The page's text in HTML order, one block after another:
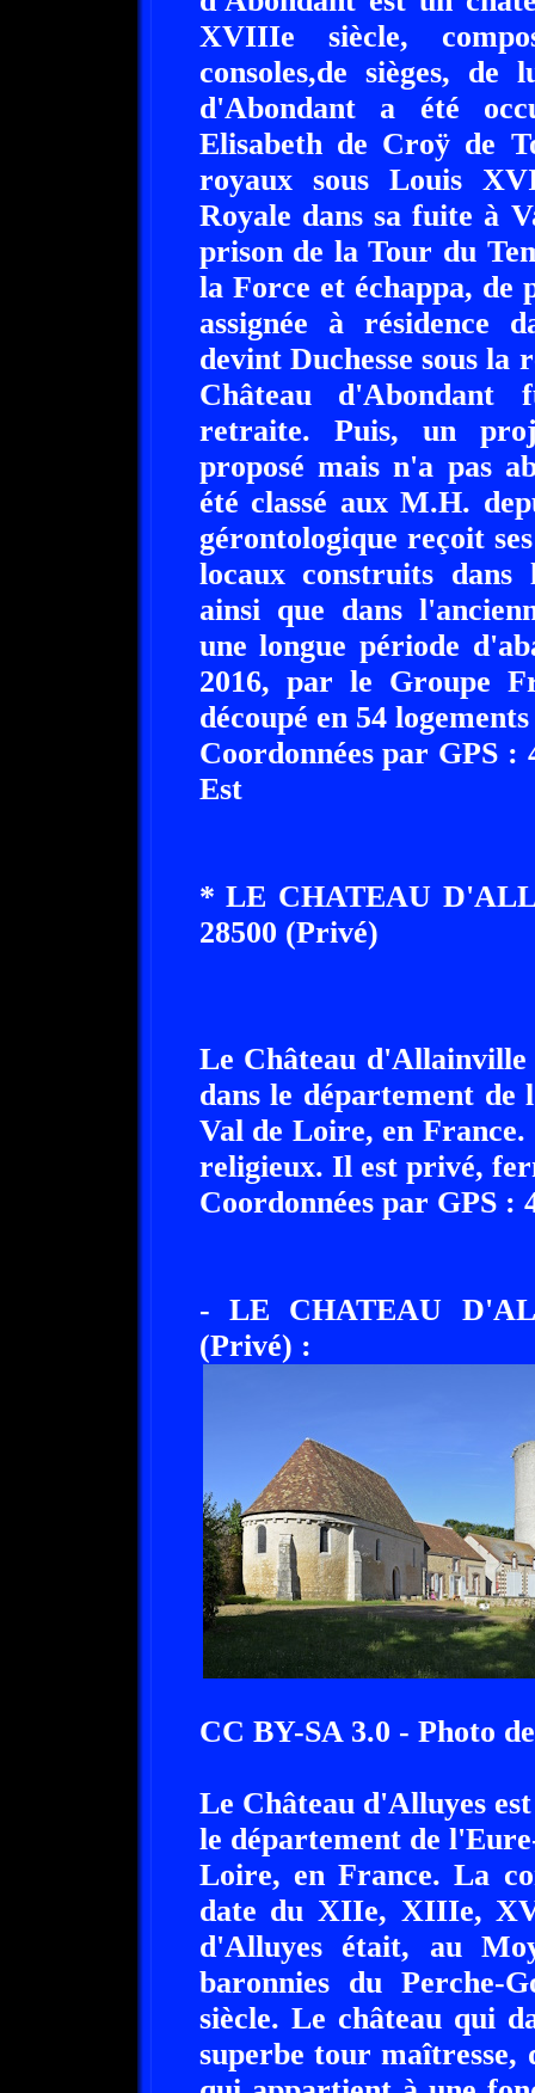
XVIIIe siècle,
consoles,de sièges,
d'Abondant a été
Elisabeth de Croÿ de
royaux sous Louis
Royale dans sa fuite à
prison de la Tour du
la Force et échappa, de
assignée à résidence
devint Duchesse sous
Château d'Abondant
retraite. Puis, un
proposé mais n'a pas
été classé aux M.H.
gérontologique reçoit
locaux construits dans
ainsi que dans
une longue période
2016, par le Groupe
découpé en 54
Coordonnées par GPS
Est
* LE CHATEAU
28500 (Privé)
Le Château
dans le département
Val de Loire, en
religieux. Il est privé,
Coordonnées par GPS :
- LE CHATEAU
(Privé) :
CC BY-SA 3.0 - Photo
Le Château d'Alluyes
le département de
Loire, en France. La
date du XIIe, XIIIe,
d'Alluyes était, au
baronnies du Perche-
siècle. Le château qui
superbe tour